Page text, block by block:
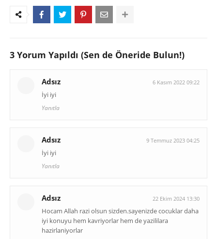
3 Yorum Yapıldı (Sen de Öneride Bulun!)
Adsız 6 Kasım 2022 09:22
İyi iyi
Yanıtla
Adsız 9 Temmuz 2023 04:25
İyi iyi
Yanıtla
Adsız 22 Ekim 2024 13:30
Hocam Allah razi olsun sizden.sayenizde cocuklar daha
iyi konuyu hem kavriyorlar hem de yazililara
hazirlaniyorlar